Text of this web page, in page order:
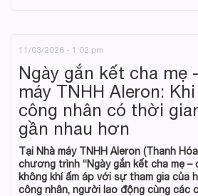
11/03/2026 - 1:02 pm
Ngày gắn kết cha mẹ
máy TNHH Aleron:
công nhân có thời
gần nhau hơn
Tại Nhà máy TNHH Aleron (Thanh
chương trình “Ngày gắn kết cha mẹ –
không khí ấm áp với sự tham gia của
công nhân, người lao động cùng các